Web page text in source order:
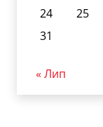
24
25
31
« Лип